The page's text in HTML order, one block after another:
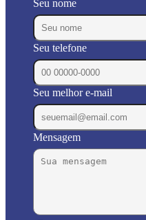
Seu nome
Seu telefone
Seu melhor e-mail
Mensagem